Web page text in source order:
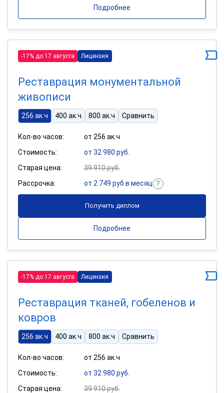
Подробнее
-17% до 17 августа Лицензия
Реставрация монументальной
живописи
256 ак.ч 400 ак.ч 800 ак.ч Сравнить
Кол-во часов:
от 256 ак.ч
Стоимость:
от 32 980 руб.
Старая цена:
39 910 руб.
Рассрочка:
от 2 749 руб в месяц
Получить диплом
Подробнее
-17% до 17 августа Лицензия
Реставрация тканей, гобеленов и
ковров
256 ак.ч 400 ак.ч 800 ак.ч Сравнить
Кол-во часов:
от 256 ак.ч
Стоимость:
от 32 980 руб.
Старая цена:
39 910 руб.